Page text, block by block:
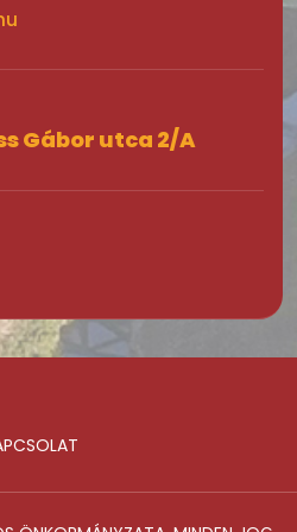
Gábor utca 2/A